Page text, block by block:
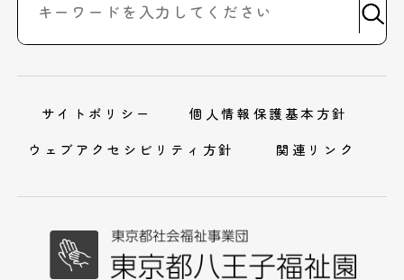
サイトポリシー
個人情報保護基本方針
ウェブアクセシビリティ方針
関連リンク